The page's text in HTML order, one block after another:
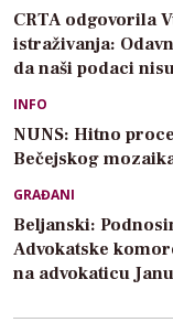
CRTA odgovorila
istraživanja:
da naši podaci
INFO
NUNS: Hitno
Bečejskog
GRAĐANI
Beljanski:
Advokatske
na advokaticu